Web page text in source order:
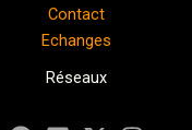
Contact
Echanges
Réseaux